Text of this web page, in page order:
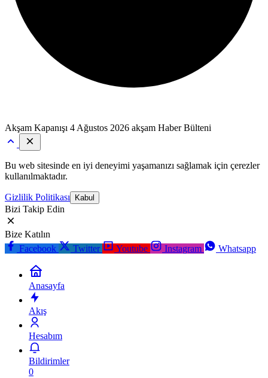
Akşam Kapanışı 4 Ağustos 2026 akşam Haber Bülteni
Bu web sitesinde en iyi deneyimi yaşamanızı sağlamak için çerezler
kullanılmaktadır.
Gizlilik Politikası Kabul
Bizi Takip Edin
Bize Katılın
Facebook
Twitter Youtube Instagram Whatsapp
Anasayfa
Akış
Hesabım
Bildirimler
0